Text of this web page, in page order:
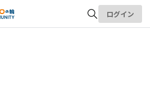
ログイン